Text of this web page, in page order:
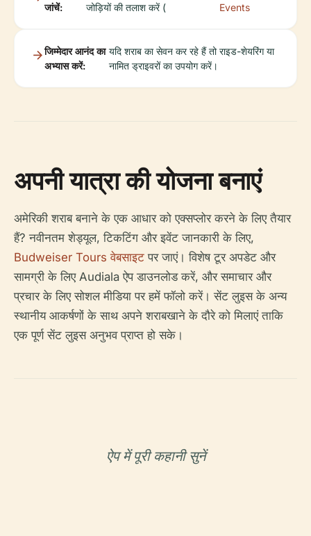
जांचें: जोड़ियों की तलाश करें ( Events
जिम्मेदार आनंद का
अभ्यास करें:
यदि शराब का सेवन कर रहे हैं तो राइड-शेयरिंग या
नामित ड्राइवरों का उपयोग करें।
अपनी यात्रा की योजना बनाएं
अमेरिकी शराब बनाने के एक आधार को एक्सप्लोर करने के लिए तैयार
हैं? नवीनतम शेड्यूल, टिकटिंग और इवेंट जानकारी के लिए,
Budweiser Tours वेबसाइट पर जाएं। विशेष टूर अपडेट और
सामग्री के लिए Audiala ऐप डाउनलोड करें, और समाचार और
प्रचार के लिए सोशल मीडिया पर हमें फॉलो करें। सेंट लुइस के अन्य
स्थानीय आकर्षणों के साथ अपने शराबखाने के दौरे को मिलाएं ताकि
एक पूर्ण सेंट लुइस अनुभव प्राप्त हो सके।
ऐप में पूरी कहानी सुनें